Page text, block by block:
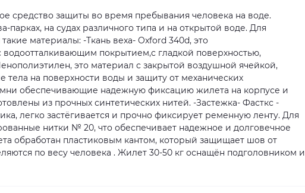
средство защиты во время пребывания человека на воде.
парках, на судах различного типа и на открытой воде. Для
материалы: -Ткань веха- Oxford 340d, это
покрытием,с гладкой поверхностью,
это материал с закрытой воздушной ячейкой,
на поверхности воды и защиту от механических
обеспечивающие надежную фиксацию жилета на корпусе и
из прочных синтетических нитей. -Застежка- Фасткс -
легко застёгивается и прочно фиксирует ременную ленту. Для
нитки № 20, что обеспечивает надежное и долговечное
обработан пластиковым кантом, который защищает шов от
по весу человека . Жилет 30-50 кг оснащён подголовником и